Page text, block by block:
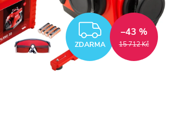
ZDARMA
ZDARMA 15 712 Kč
–43 %